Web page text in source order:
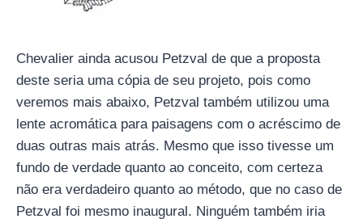
Chevalier ainda acusou Petzval de que a proposta
deste seria uma cópia de seu projeto, pois como
veremos mais abaixo, Petzval também utilizou uma
lente acromática para paisagens com o acréscimo de
duas outras mais atrás. Mesmo que isso tivesse um
fundo de verdade quanto ao conceito, com certeza
não era verdadeiro quanto ao método, que no caso de
Petzval foi mesmo inaugural. Ninguém também iria